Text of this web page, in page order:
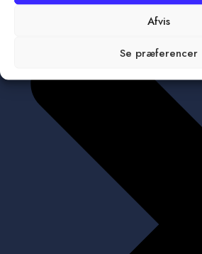
Afvis
Se præferencer